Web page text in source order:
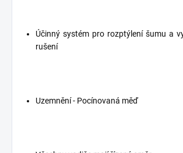
Účinný systém pro rozptýlení šumu a
rušení
Uzemnění - Pocínovaná měď